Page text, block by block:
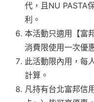
代，且NU PASTA
利。
本活動只適用【富
消費限使用一次優
此活動限內用，每
計算。
凡持有台北富邦信